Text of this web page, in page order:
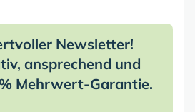
Newsletter!
ansprechend und
Mehrwert-Garantie.